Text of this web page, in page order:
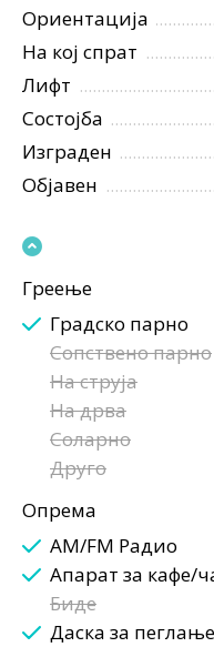
Ориентација
На кој спрат
Лифт
Состојба
Изграден
Објавен
Греење
Градско парно
Сопствено парно
На струја
На дрва
Соларно
Друго
Опрема
AM/FM Радио
Апарат за кафе/
Биде
Даска за пеглање